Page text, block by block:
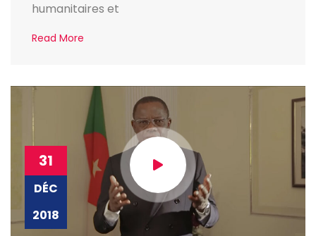
humanitaires et
Read More
31
DÉC
2018